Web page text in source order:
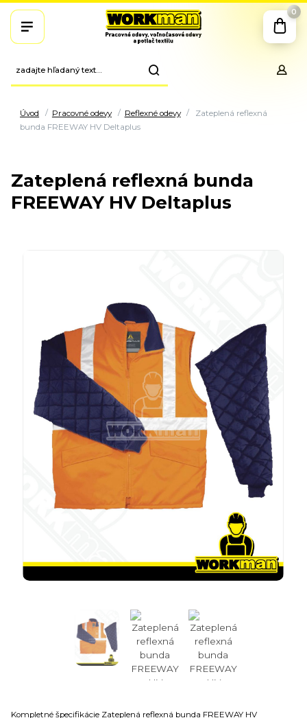
0
Úvod Pracovné odevy Reflexné odevy
Zateplená reflexná
bunda FREEWAY HV Deltaplus
Zateplená reflexná bunda
FREEWAY HV Deltaplus
Kompletné špecifikácie Zateplená reflexná bunda FREEWAY HV